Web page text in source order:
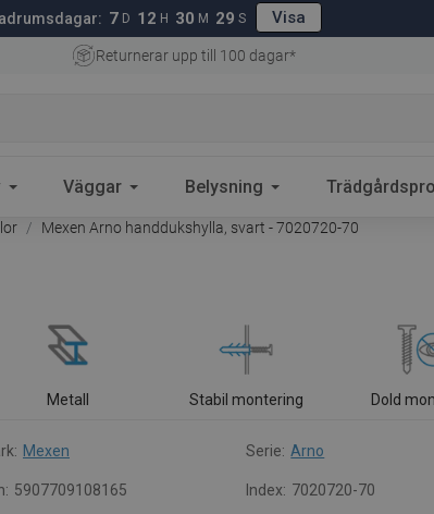
7 D 12 H 30 M 28 S Visa
Returnerar upp till 100 dagar*
Väggar Belysning
Mexen Arno handdukshylla, svart - 7020720-70
Metall Stabil montering Dold
Mexen Serie: Arno
5907709108165 Index: 7020720-70